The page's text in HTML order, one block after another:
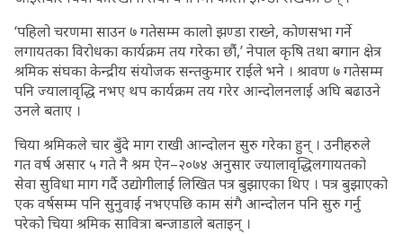
‘पहिलो चरणमा साउन ७ गतेसम्म कालो झण्डा राख्ने, कोणसभा गर्ने
लगायतका विरोधका कार्यक्रम तय गरेका छौंं,’ नेपाल कृषि तथा बगान क्षेत्र
श्रमिक संघका केन्द्रीय संयोजक सन्तकुमार राईले भने । श्रावण ७ गतेसम्म
पनि ज्यालावृद्धि नभए थप कार्यक्रम तय गरेर आन्दोलनलाई अघि बढाउने
उनले बताए ।
चिया श्रमिकले चार बुँदे माग राखी आन्दोलन सुरु गरेका हुन् । उनीहरुले
गत वर्ष असार ५ गते नै श्रम ऐन–२०७४ अनुसार ज्यालावृद्धिलगायतको
सेवा सुविधा माग गर्दै उद्योगीलाई लिखित पत्र बुझाएका थिए । पत्र बुझाएको
एक वर्षसम्म पनि सुनुवाई नभएपछि काम संगै आन्दोलन पनि सुरु गर्नु
परेको चिया श्रमिक सावित्रा बन्जाडाले बताइन् ।